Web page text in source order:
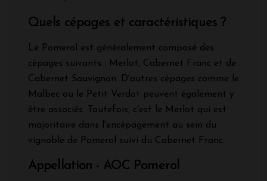
Quels cépages et caractéristiques ?
Le Pomerol est généralement composé des
cépages suivants : Merlot, Cabernet Franc et de
Cabernet Sauvignon. D'autres cépages comme le
Malbec ou le Petit Verdot peuvent également y
être associés. Toutefois, c'est le Merlot qui est
majoritaire dans l'encépagement au sein du
vignoble de Pomerol suivi du Cabernet Franc.
Appellation - AOC Pomerol